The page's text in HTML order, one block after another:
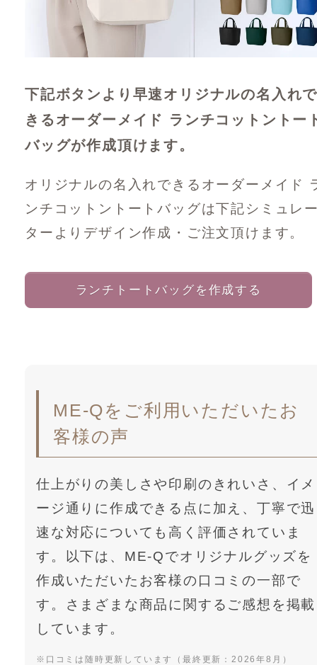
下記ボタンより早速オリジナルの名入れ
きるオーダーメイド ランチコットントー
バッグが作成頂けます。
オリジナルの名入れできるオーダーメイド
ンチコットントートバッグは下記シミュレ
ターよりデザイン作成・ご注文頂けます。
ランチトートバッグを作成する
ME-Qをご利用いただいたお
客様の声
仕上がりの美しさや印刷のきれいさ、イメ
ージ通りに作成できる点に加え、丁寧で迅
速な対応についても高く評価されていま
す。以下は、ME-Qでオリジナルグッズを
作成いただいたお客様の口コミの一部で
す。さまざまな商品に関するご感想を掲載
しています。
※口コミは随時更新しています（最終更新：2026年8月）